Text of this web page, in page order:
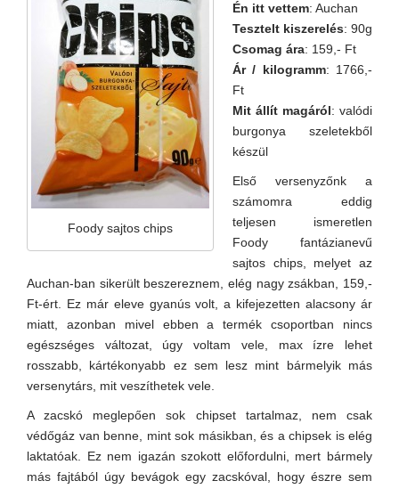
Foody sajtos chips
Én itt vettem: Auchan
Tesztelt kiszerelés: 90g
Csomag ára: 159,- Ft
Ár / kilogramm: 1766,-
Ft
Mit állít magáról: valódi
burgonya szeletekből
készül
Első versenyzőnk a
számomra eddig
teljesen ismeretlen
Foody fantázianevű
sajtos chips, melyet az
Auchan-ban sikerült beszereznem, elég nagy zsákban, 159,-
Ft-ért. Ez már eleve gyanús volt, a kifejezetten alacsony ár
miatt, azonban mivel ebben a termék csoportban nincs
egészséges változat, úgy voltam vele, max ízre lehet
rosszabb, kártékonyabb ez sem lesz mint bármelyik más
versenytárs, mit veszíthetek vele.
A zacskó meglepően sok chipset tartalmaz, nem csak
védőgáz van benne, mint sok másikban, és a chipsek is elég
laktatóak. Ez nem igazán szokott előfordulni, mert bármely
más fajtából úgy bevágok egy zacskóval, hogy észre sem